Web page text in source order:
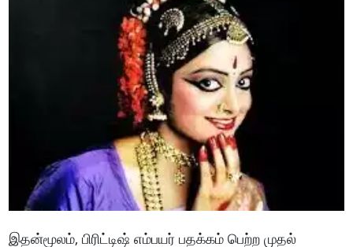
இதன்மூலம், பிரிட்டிஷ் எம்பயர் பதக்கம் பெற்ற முதல்